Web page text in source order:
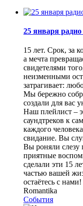
25 января
15 лет. Срок, за
а мечта
свидетелями
неизменными
затрагивает:
Мы бережно
создали для вас
Наш плейлист –
саундтреков к
каждого
свидание. Вы
Вы роняли слезу
приятные
сделали эти 15
частью вашей
остаётесь с
Romantika
События